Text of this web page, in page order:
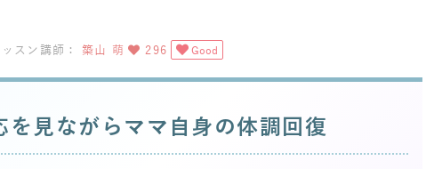
ッスン講師： 築山 萌 296 Good
を見ながらママ自身の体調回復